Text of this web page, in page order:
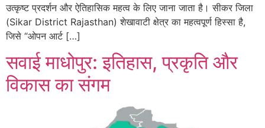
उत्कृष्ट प्रदर्शन और ऐतिहासिक महत्व के लिए जाना जाता है। सीकर जिला
(Sikar District Rajasthan) शेखावाटी क्षेत्र का महत्वपूर्ण हिस्सा है,
जिसे “ओपन आर्ट […]
सवाई माधोपुर: इतिहास, प्रकृति और
विकास का संगम